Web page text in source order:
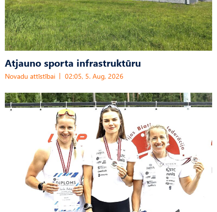
Atjauno sporta infrastruktūru
Novadu attīstībai 02:05, 5. Aug, 2026